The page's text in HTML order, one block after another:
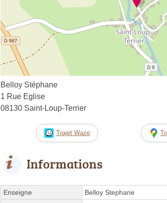
Belloy Stéphane
1 Rue Eglise
08130 Saint-Loup-Terrier
Trajet Waze
Informations
Enseigne
Belloy Stephane